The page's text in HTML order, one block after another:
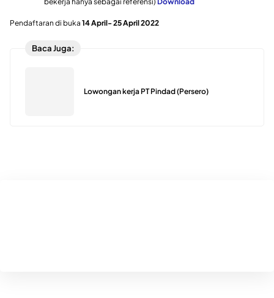
Pendaftaran di buka 14 April- 25 April 2022
Baca Juga:
Lowongan kerja PT Pindad (Persero)